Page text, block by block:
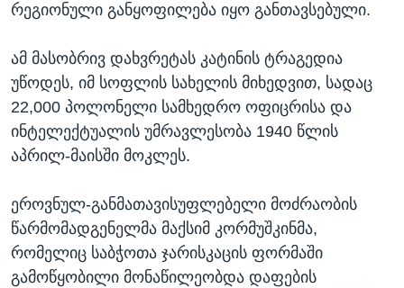
რეგიონული განყოფილება იყო განთავსებული.
ამ მასობრივ დახვრეტას კატინის ტრაგედია
უწოდეს, იმ სოფლის სახელის მიხედვით, სადაც
22,000 პოლონელი სამხედრო ოფიცრისა და
ინტელექტუალის უმრავლესობა 1940 წლის
აპრილ-მაისში მოკლეს.
ეროვნულ-განმათავისუფლებელი მოძრაობის
წარმომადგენელმა მაქსიმ კორმუშკინმა,
რომელიც საბჭოთა ჯარისკაცის ფორმაში
გამოწყობილი მონაწილეობდა დაფების